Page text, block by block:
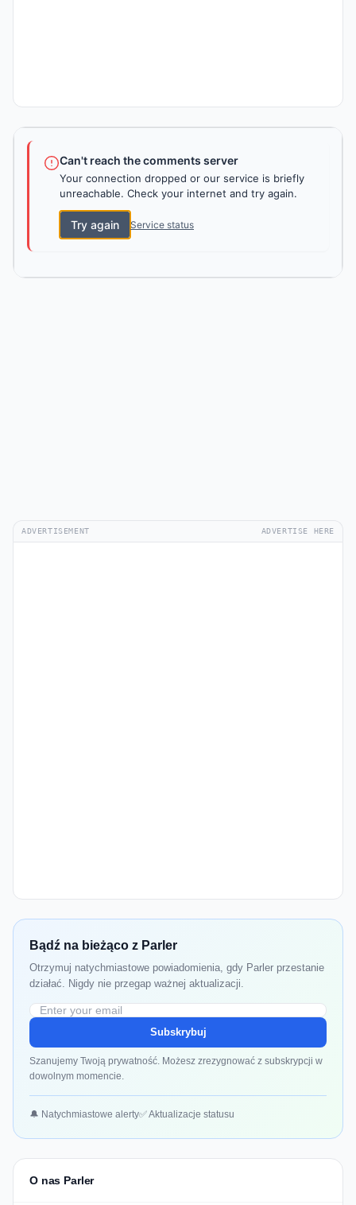
Can't reach the comments server
Your connection dropped or our service is briefly
unreachable. Check your internet and try again.
Try again Service status
ADVERTISEMENT ADVERTISE HERE
Bądź na bieżąco z Parler
Otrzymuj natychmiastowe powiadomienia, gdy Parler przestanie
działać. Nigdy nie przegap ważnej aktualizacji.
Subskrybuj
Szanujemy Twoją prywatność. Możesz zrezygnować z subskrypcji w
dowolnym momencie.
🔔 Natychmiastowe alerty✅ Aktualizacje statusu
O nas Parler